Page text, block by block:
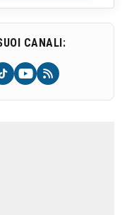
CANALI: